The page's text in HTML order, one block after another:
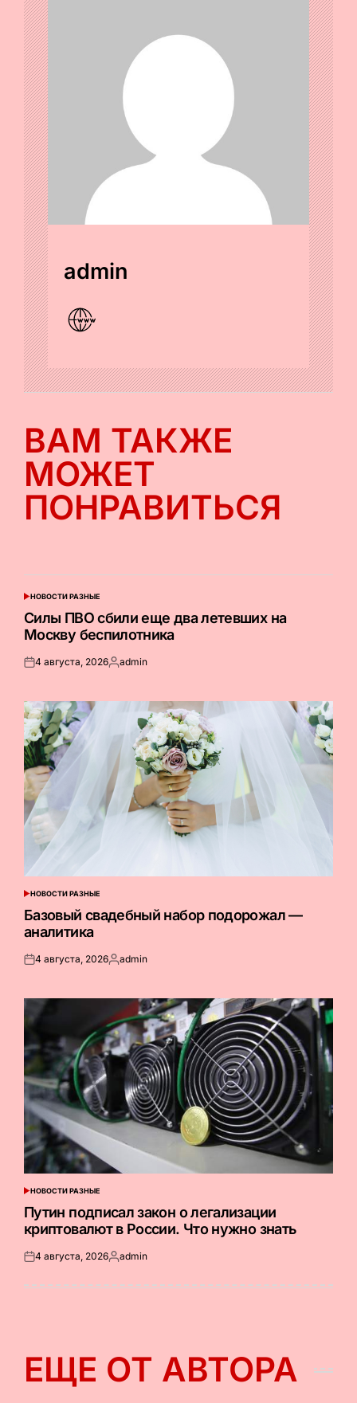
admin
ВАМ ТАКЖЕ
МОЖЕТ
ПОНРАВИТЬСЯ
ОПУБЛИКОВАНО
НОВОСТИ РАЗНЫЕ
Силы ПВО сбили еще два летевших на
Москву беспилотника
Опубликовано
4 августа, 2026Запись
admin
ОПУБЛИКОВАНО
В
НОВОСТИ РАЗНЫЕ
Базовый свадебный набор подорожал —
аналитика
Опубликовано
4 августа, 2026Запись
admin
ОПУБЛИКОВАНО
В
НОВОСТИ РАЗНЫЕ
Путин подписал закон о легализации
криптовалют в России. Что нужно знать
Опубликовано
4 августа, 2026Запись
admin
ЕЩЕ ОТ АВТОРА